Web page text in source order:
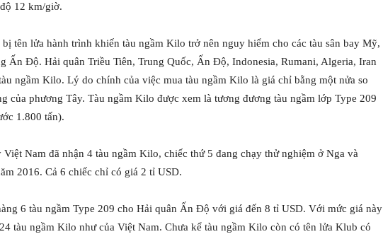
12 km/giờ.
tên lửa hành trình khiến tàu ngầm Kilo trở nên nguy hiểm cho các tàu sân bay Mỹ,
Ấn Độ. Hải quân Triều Tiên, Trung Quốc, Ấn Độ, Indonesia, Rumani, Algeria, Iran
ngầm Kilo. Lý do chính của việc mua tàu ngầm Kilo là giá chỉ bằng một nửa so
của phương Tây. Tàu ngầm Kilo được xem là tương đương tàu ngầm lớp Type 209
1.800 tấn).
Nam đã nhận 4 tàu ngầm Kilo, chiếc thứ 5 đang chạy thử nghiệm ở Nga và
2016. Cả 6 chiếc chỉ có giá 2 tỉ USD.
6 tàu ngầm Type 209 cho Hải quân Ấn Độ với giá đến 8 tỉ USD. Với mức giá này
tàu ngầm Kilo như của Việt Nam. Chưa kể tàu ngầm Kilo còn có tên lửa Klub có